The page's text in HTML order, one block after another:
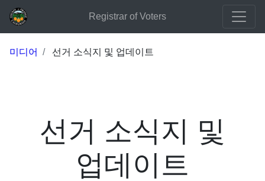
Registrar of Voters
미디어 선거 소식지 및 업데이트
선거 소식지 및
업데이트